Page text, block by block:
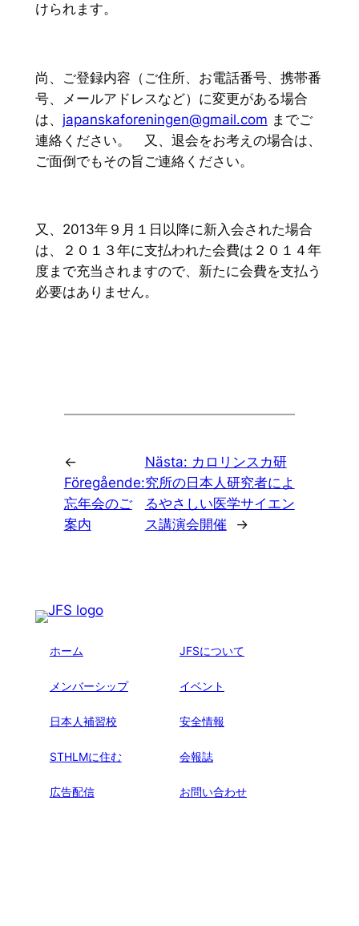
けられます。
尚、ご登録内容（ご住所、お電話番号、携帯番
号、メールアドレスなど）に変更がある場合
は、 japanskaforeningen@gmail.com までご
連絡ください。 又、退会をお考えの場合は、
ご面倒でもその旨ご連絡ください。
又、2013年９月１日以降に新入会された場合
は、２０１３年に支払われた会費は２０１４年
度まで充当されますので、新たに会費を支払う
必要はありません。
←
Föregående:
忘年会のご
案内
Nästa: カロリンスカ研
究所の日本人研究者によ
るやさしい医学サイエン
ス講演会開催
→
ホーム
メンバーシップ
日本人補習校
STHLMに住む
広告配信
JFSについて
イベント
安全情報
会報誌
お問い合わせ